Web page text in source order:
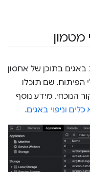
בתוכן של אחסון
שם תוכלו
מידע נוסף
וניפוי באגים.